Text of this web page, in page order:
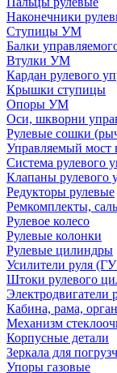
Наконечники
Ступицы УМ
Балки
Втулки УМ
Кардан рулевого
Крышки ступицы
Опоры УМ
Оси, шкворни
Рулевые сошки
Управляемый мост
Система рулевого
Клапаны рулевого
Редукторы рулевые
Ремкомплекты,
Рулевое колесо
Рулевые колонки
Рулевые цилиндры
Усилители руля
Штоки рулевого
Электродвигатели
Кабина, рама,
Механизм
Корпусные детали
Зеркала для
Упоры газовые